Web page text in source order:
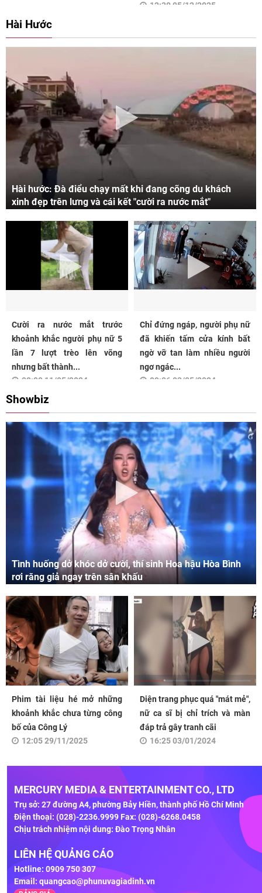
12:30 05/12/2025
Hài Hước
Hài hước: Đà điểu chạy mất khi đang cõng du khách
xinh đẹp trên lưng và cái kết "cười ra nước mắt"
Cười ra nước mắt trước
khoảnh khắc người phụ nữ 5
lần 7 lượt trèo lên võng
nhưng bất thành...
08:00 11/05/2024
Chỉ đứng ngáp, người phụ nữ
đã khiến tấm cửa kính bất
ngờ vỡ tan làm nhiều người
ngơ ngác...
09:06 03/05/2024
Showbiz
Tình huống dở khóc dở cười, thí sinh Hoa hậu Hòa Bình
rơi răng giả ngay trên sân khấu
Phim tài liệu hé mở những
khoảnh khắc chưa từng công
bố của Công Lý
12:05 29/11/2025
Diện trang phục quá "mát mẻ",
nữ ca sĩ bị chỉ trích và màn
đáp trả gây tranh cãi
16:25 03/01/2024
MERCURY MEDIA & ENTERTAINMENT CO., LTD
Trụ sở: 27 đường A4, phường Bảy Hiền, thành phố Hồ Chí Minh
Điện thoại: (028)-2236.9999 Fax: (028)-6268.0458
Chịu trách nhiệm nội dung: Đào Trọng Nhân
LIÊN HỆ QUẢNG CÁO
Hotline: 0909 750 307
Email: quangcao@phunuvagiadinh.vn